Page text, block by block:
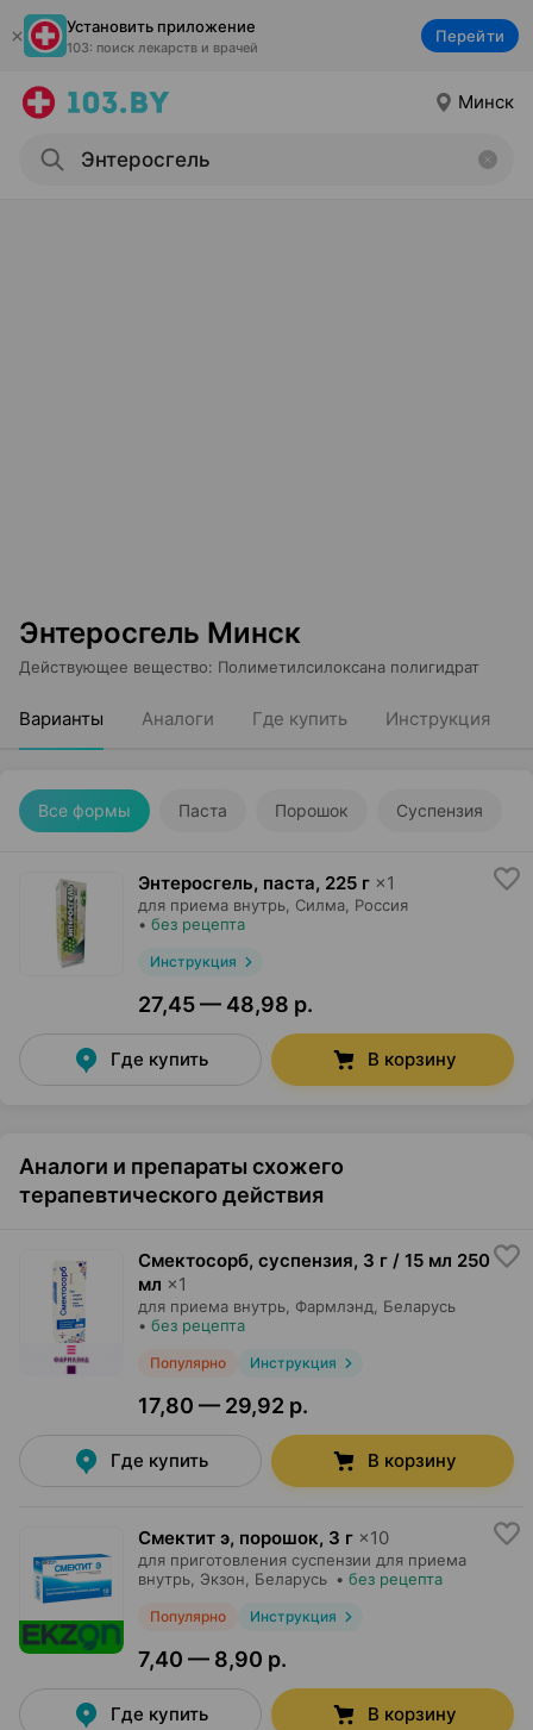
Установить приложение
103: поиск лекарств и врачей
Перейти
Минск
Энтеросгель Минск
Действующее вещество: Полиметилсилоксана полигидрат
Варианты Аналоги Где купить Инструкция
Все формы Паста Порошок Суспензия
Энтеросгель, паста, 225 г ×1
для приема внутрь, Силма , Россия
• без рецепта
Инструкция
27,45 — 48,98 р.
Где купить В корзину
Аналоги и препараты схожего
терапевтического действия
Смектосорб, суспензия, 3 г / 15 мл 250
мл ×1
для приема внутрь, Фармлэнд , Беларусь
• без рецепта
Популярно Инструкция
17,80 — 29,92 р.
Где купить В корзину
Смектит э, порошок, 3 г ×10
для приготовления суспензии для приема
внутрь, Экзон , Беларусь • без рецепта
Популярно Инструкция
7,40 — 8,90 р.
Где купить В корзину